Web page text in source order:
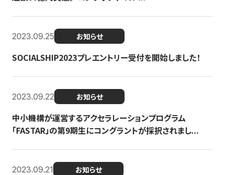
2023.09.25 お知らせ
SOCIALSHIP2023プレエントリー受付を開始しました！
2023.09.22 お知らせ
中小機構が運営するアクセラレーションプログラム
「FASTAR」の第9期生にコングラントが採択されまし...
2023.09.21 お知らせ